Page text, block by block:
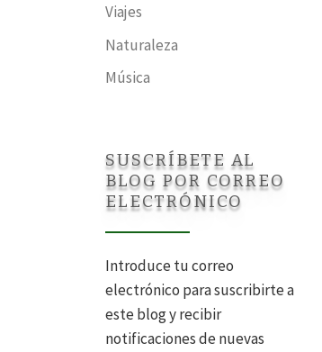
Viajes
Naturaleza
Música
SUSCRÍBETE AL
BLOG POR CORREO
ELECTRÓNICO
Introduce tu correo
electrónico para suscribirte a
este blog y recibir
notificaciones de nuevas